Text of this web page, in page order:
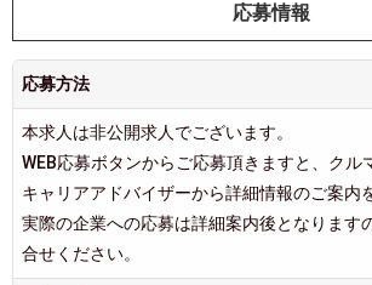
応募情報
応募方法
本求人は非公開求人でございます。
WEB応募ボタンからご応募頂きますと、クル
キャリアアドバイザーから詳細情報のご案内
実際の企業への応募は詳細案内後となります
合せください。